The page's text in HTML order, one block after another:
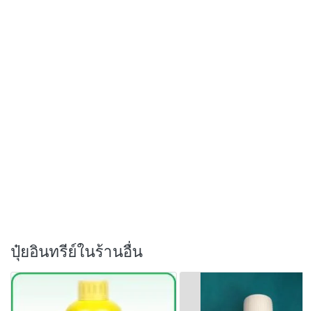
ปุ๋ยอินทรีย์ในร้านอื่น